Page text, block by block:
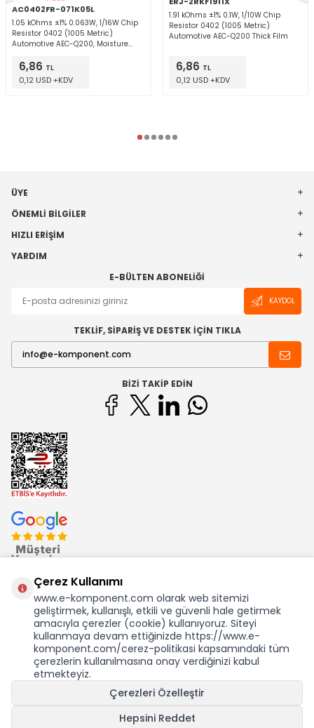
KDV Dahil Birim Fiyat
AC0402FR-071K05L
1.05 kOhms ±1% 0.063W, 1/16W Chip
Resistor 0402 (1005 Metric)
Automotive AEC-Q200, Moisture
6,86 TL
0,12 USD +KDV
1.91 kOhms ±1% 0.1W, 1/10W Chip
Resistor 0402 (1005 Metric)
Automotive AEC-Q200 Thick Film
6,86 TL
0,12 USD +KDV
ÜYE
ÖNEMLI BILGILER
HIZLI ERIŞIM
YARDIM
E-BÜLTEN ABONELIĞI
KAYDOL
TEKLİF, SİPARİŞ VE DESTEK İÇİN TIKLA
BIZI TAKIP EDIN
Ekom Elk. Elektronik San. ve Tic. A.Ş.'nin Tescilli Bir Markasıdır
Çerez Kullanımı
www.e-komponent.com olarak web sitemizi
geliştirmek, kullanışlı, etkili ve güvenli hale getirmek
amacıyla çerezler (cookie) kullanıyoruz. Siteyi
kullanmaya devam ettiğinizde https://www.e-
komponent.com/cerez-politikasi kapsamındaki tüm
çerezlerin kullanılmasına onay verdiğinizi kabul
etmekteyiz.
Çerezleri Özelleştir
Hepsini Reddet